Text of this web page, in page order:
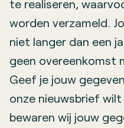
te realiseren,
worden verzameld.
niet langer dan een
geen
Geef je jouw
onze nieuwsbrief
bewaren wij jouw